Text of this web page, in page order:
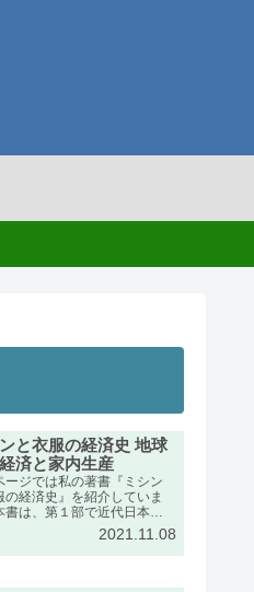
と衣服の経済史 地球
済と家内生産
ージでは私の著書『ミシン
の経済史』を紹介していま
書は、第１部で近代日本に
ミシンの輸入動向をふま
２部で衣服産業の展開を述
のです。出版社のページの
2021.11.08